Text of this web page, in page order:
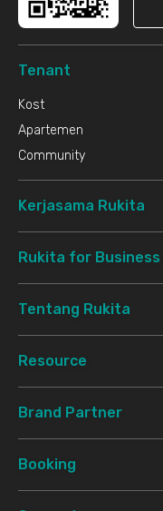
Tenant
Kost
Apartemen
Community
Kerjasama Rukita
Rukita for Business
Tentang Rukita
Resource
Brand Partner
Booking